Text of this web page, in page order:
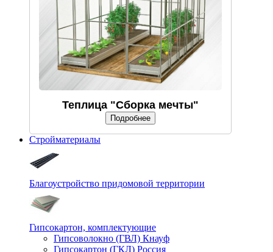
Теплица "Сборка мечты"
Подробнее
Стройматериалы
Благоустройство придомовой территории
Гипсокартон, комплектующие
Гипсоволокно (ГВЛ) Кнауф
Гипсокартон (ГКЛ) Россия